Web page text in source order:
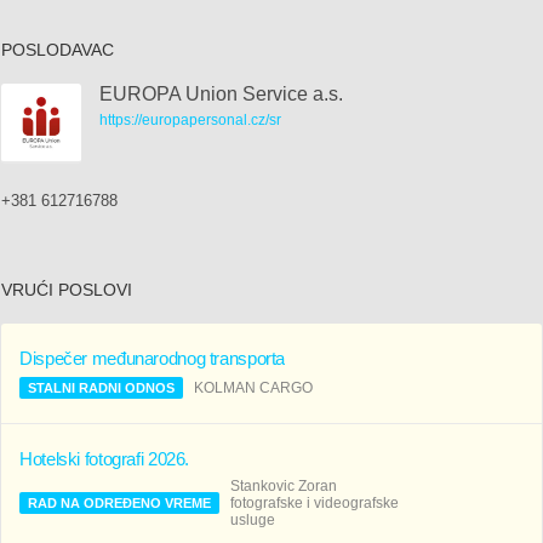
POSLODAVAC
EUROPA Union Service a.s.
https://europapersonal.cz/sr
+381 612716788
VRUĆI POSLOVI
Dispečer međunarodnog transporta
STALNI RADNI ODNOS KOLMAN CARGO
Hotelski fotografi 2026.
RAD NA ODREĐENO VREME
Stankovic Zoran
fotografske i videografske
usluge